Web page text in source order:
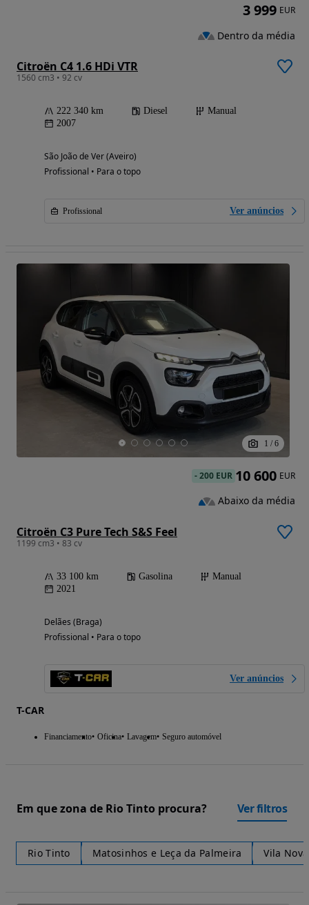
Citroën C4 1.6 HDi VTR
1560 cm3 • 92 cv
222 340 km Diesel
Manual
2007
São João de Ver (Aveiro)
Profissional • Para o topo
Profissional Ver anúncios
3 999 EUR
Dentro da média
1 / 6
Citroën C3 Pure Tech S&S Feel
1199 cm3 • 83 cv
33 100 km Gasolina
Manual
2021
Delães (Braga)
Profissional • Para o topo
Ver anúncios
T-CAR
Financiamento Oficina Lavagem Seguro automóvel
-200 EUR 10 600 EUR
Abaixo da média
Em que zona de Rio Tinto procura? Ver filtros
Rio Tinto Matosinhos e Leça da Palmeira Vila